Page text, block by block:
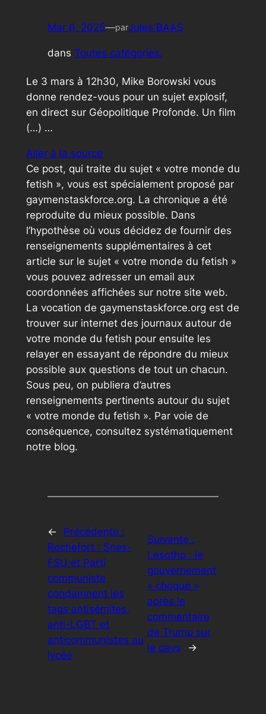
Mar 6, 2025—parJules BAAS
dans Toutes catégories.
Le 3 mars à 12h30, Mike Borowski vous
donne rendez-vous pour un sujet explosif,
en direct sur Géopolitique Profonde. Un film
(…) …
Aller à la source
Ce post, qui traite du sujet « votre monde du
fetish », vous est spécialement proposé par
gaymenstaskforce.org. La chronique a été
reproduite du mieux possible. Dans
l’hypothèse où vous décidez de fournir des
renseignements supplémentaires à cet
article sur le sujet « votre monde du fetish »
vous pouvez adresser un email aux
coordonnées affichées sur notre site web.
La vocation de gaymenstaskforce.org est de
trouver sur internet des journaux autour de
votre monde du fetish pour ensuite les
relayer en essayant de répondre du mieux
possible aux questions de tout un chacun.
Sous peu, on publiera d’autres
renseignements pertinents autour du sujet
« votre monde du fetish ». Par voie de
conséquence, consultez systématiquement
notre blog.
←
Précédente :
Rochefort : Snes-
FSU et Parti
communiste
condamnent les
tags antisémites,
anti-LGBT et
anticommunistes au
lycée
Suivante :
Lesotho : le
gouvernement
« choqué »
après le
commentaire
de Trump sur
le pays
→